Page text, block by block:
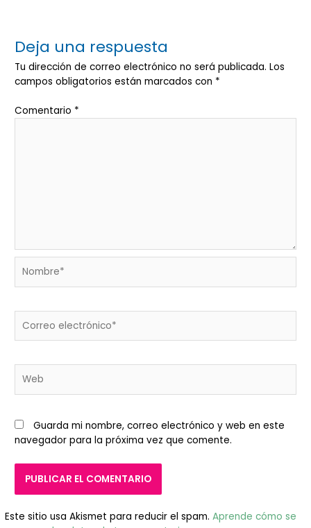
Deja una respuesta
Tu dirección de correo electrónico no será publicada. Los
campos obligatorios están marcados con *
Comentario *
electrónico*
Guarda mi nombre, correo electrónico y web en este
navegador para la próxima vez que comente.
Este sitio usa Akismet para reducir el spam.Aprende cómo se